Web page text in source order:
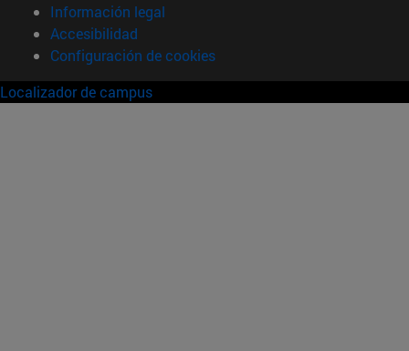
Información legal
Accesibilidad
Configuración de cookies
Localizador de campus